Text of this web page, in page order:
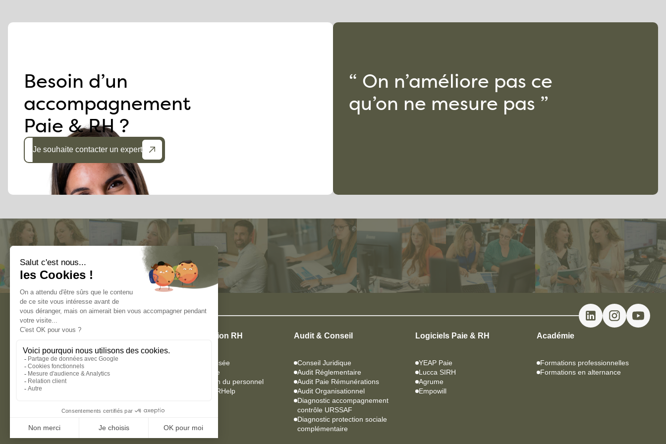
Besoin d’un
accompagnement
Paie & RH ?
Je souhaite contacter un expert
“ On n’améliore pas ce
qu’on ne mesure pas ”
Adaptez votre organisation RH aux
Le groupe Paie & RH vous accompagne avec des
solutions adaptées, performantes et durables sur
l’ensemble de votre écosystème RH.
Externalisation RH
Paie externalisée
Paie copilotée
Administration du personnel
externalisée RHelp
Audit & Conseil
Conseil Juridique
Audit Réglementaire
Audit Paie Rémunérations
Audit Organisationnel
Diagnostic accompagnement
contrôle URSSAF
Diagnostic protection sociale
complémentaire
Logiciels Paie & RH
YEAP Paie
Lucca SIRH
Agrume
Empowill
Académie
Formations professionnelles
Formations en alternance